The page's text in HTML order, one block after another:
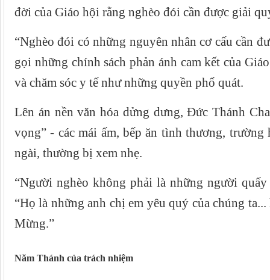
đời của Giáo hội rằng nghèo đói cần được giải
“Nghèo đói có những nguyên nhân cơ cấu cần
gọi những chính sách phản ánh cam kết của
và chăm sóc y tế như những quyền phổ quát.
Lên án nền văn hóa dửng dưng, Đức Thánh
vọng” - các mái ấm, bếp ăn tình thương,
ngài, thường bị xem nhẹ.
“Người nghèo không phải là những người
“Họ là những anh chị em yêu quý của chúng
Mừng.”
Năm Thánh của trách nhiệm